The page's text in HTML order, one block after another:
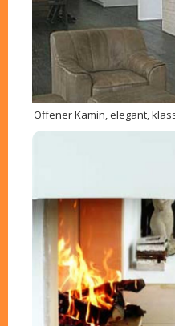
Offener Kamin, elegant,